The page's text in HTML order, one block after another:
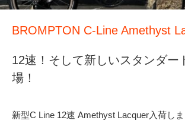
BROMPTON C-Line Amethyst
12速！そして新しいスタンダー
場！
新型C Line 12速 Amethyst Lacquer入荷しま